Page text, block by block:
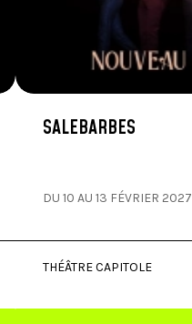
SALEBARBES
DU 10 AU 13 FÉVRIER 2027
THÉÂTRE CAPITOLE